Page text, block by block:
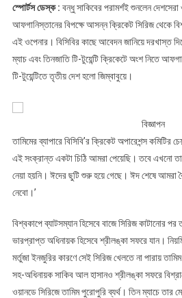
স্পোর্টস ডেস্ক : বন্ধু সাকিবের পরামর্শই শুনলেন
আফগানিস্তানের বিপক্ষে আসন্ন ক্রিকেট সিরিজ থেকে
এই ওপেনার। বিসিবির কাছে আবেদন জানিয়ে দরখাস্ত
ম্যাচ এবং তিনজাতি টি-টুয়েন্টি ক্রিকেটে অংশ নিতে
টি-টুয়েন্টিতে তৃতীয় দেশ হলো জিম্বাবুয়ে।
বিজ্ঞাপন
তামিমের ব্যাপারে বিসিবি’র ক্রিকেট অপারেশন্স কমিটির
এই সংক্রান্ত একটা চিঠি আমরা পেয়েছি। তবে এখনো
নেয়া হয়নি। ঈদের ছুটি শুরু হয়ে গেছে। ঈদ শেষে আমরা
নেবো।’
বিশ্বকাপে ব্যাটসম্যান হিসেবে বাজে সিরিজ কাটানোর
ভারপ্রাপ্ত অধিনায়ক হিসেবে শ্রীলঙ্কা সফরে যান।
মর্তুজা ইনজুরির কারণে সেই সিরিজ খেলতে না পারায়
সহ-অধিনায়ক সাকিব আল হাসানও শ্রীলঙ্কা সফরে
ওয়ানডে সিরিজে তামিম পুরোপুরি ব্যর্থ। তিন ম্যাচে তার